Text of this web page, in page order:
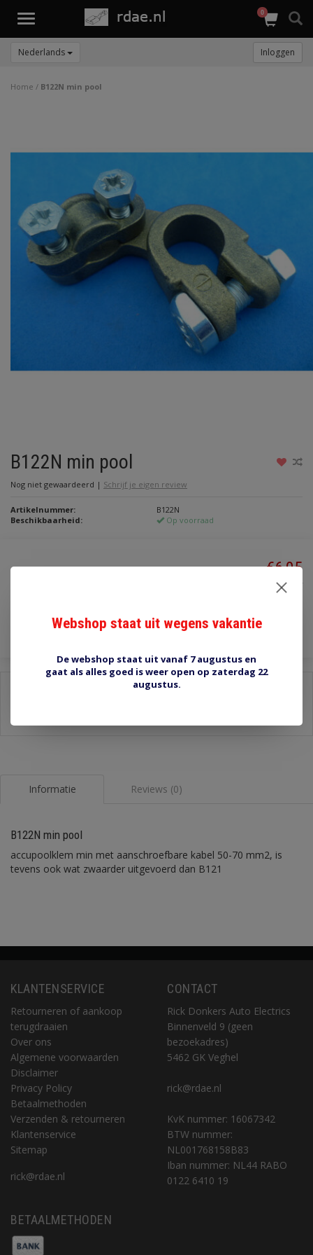
Toggle
0
Nederlands Inloggen
Home / B122N min pool
B122N min pool
Nog niet gewaardeerd | Schrijf je eigen review
Artikelnummer:
B122N
Beschikbaarheid:
Op voorraad
€6,05
Incl. btw
Informatie Reviews (0)
B122N min pool
accupoolklem min met aanschroefbare kabel 50-70 mm2, is
tevens ook wat zwaarder uitgevoerd dan B121
KLANTENSERVICE
Retourneren of aankoop
terugdraaien
Over ons
Algemene voorwaarden
Disclaimer
Privacy Policy
Betaalmethoden
Verzenden & retourneren
Klantenservice
Sitemap
rick@rdae.nl
CONTACT
Rick Donkers Auto Electrics
Binnenveld 9 (geen
bezoekadres)
5462 GK Veghel
rick@rdae.nl
KvK nummer: 16067342
BTW nummer:
NL001768158B83
Iban nummer: NL44 RABO
0122 6410 19
BETAALMETHODEN
Webshop staat uit wegens vakantie
De webshop staat uit vanaf 7 augustus en
gaat als alles goed is weer open op zaterdag 22
augustus.